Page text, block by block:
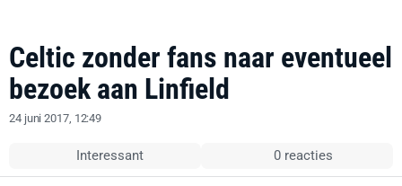
Celtic zonder fans naar eventueel
bezoek aan Linfield
24 juni 2017, 12:49
Interessant 0 reacties